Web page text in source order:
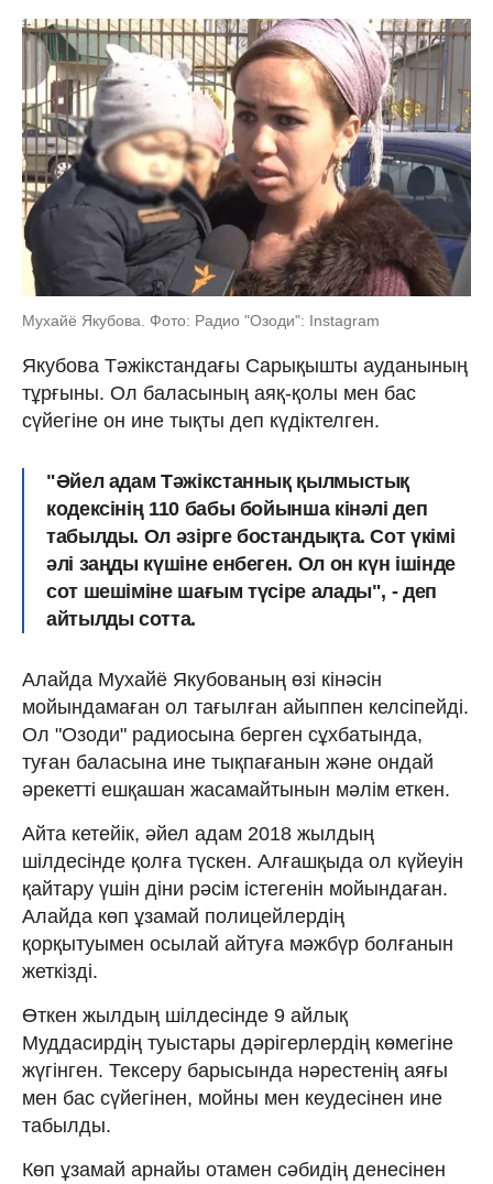
Мухайё Якубова. Фото: Радио "Озоди": Instagram
Якубова Тәжікстандағы Сарықышты ауданының
тұрғыны. Ол баласының аяқ-қолы мен бас
сүйегіне он ине тықты деп күдіктелген.
"Әйел адам Тәжікстаннық қылмыстық
кодексінің 110 бабы бойынша кінәлі деп
табылды. Ол әзірге бостандықта. Сот үкімі
әлі заңды күшіне енбеген. Ол он күн ішінде
сот шешіміне шағым түсіре алады", - деп
айтылды сотта.
Алайда Мухайё Якубованың өзі кінәсін
мойындамаған ол тағылған айыппен келсіпейді.
Ол "Озоди" радиосына берген сұхбатында,
туған баласына ине тықпағанын және ондай
әрекетті ешқашан жасамайтынын мәлім еткен.
Айта кетейік, әйел адам 2018 жылдың
шілдесінде қолға түскен. Алғашқыда ол күйеуін
қайтару үшін діни рәсім істегенін мойындаған.
Алайда көп ұзамай полицейлердің
қорқытуымен осылай айтуға мәжбүр болғанын
жеткізді.
Өткен жылдың шілдесінде 9 айлық
Муддасирдің туыстары дәрігерлердің көмегіне
жүгінген. Тексеру барысында нәрестенің аяғы
мен бас сүйегінен, мойны мен кеудесінен ине
табылды.
Көп ұзамай арнайы отамен сәбидің денесінен